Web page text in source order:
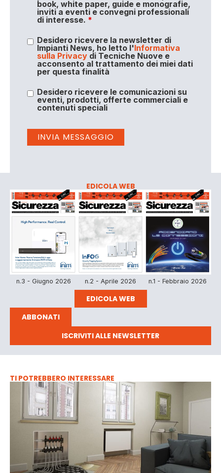
book, white paper, guide e monografie,
inviti a eventi e convegni professionali
di interesse. *
Desidero ricevere la newsletter di
Impianti News, ho letto l'Informativa
sulla Privacydi Tecniche Nuove e
acconsento al trattamento dei miei dati
per questa finalità
Desidero ricevere le comunicazioni su
eventi, prodotti, offerte commerciali e
contenuti speciali
EDICOLA WEB
n.3 - Giugno 2026 n.2 - Aprile 2026 n.1 - Febbraio 2026
EDICOLA WEB
ABBONATI
ISCRIVITI ALLE NEWSLETTER
TI POTREBBERO INTERESSARE